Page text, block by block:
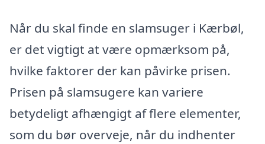
Når du skal finde en slamsuger i Kærbøl,
er det vigtigt at være opmærksom på,
hvilke faktorer der kan påvirke prisen.
Prisen på slamsugere kan variere
betydeligt afhængigt af flere elementer,
som du bør overveje, når du indhenter